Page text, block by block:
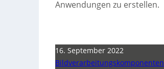
Anwendungen zu erstellen.
16. September 2022
Bildverarbeitungskomponenten